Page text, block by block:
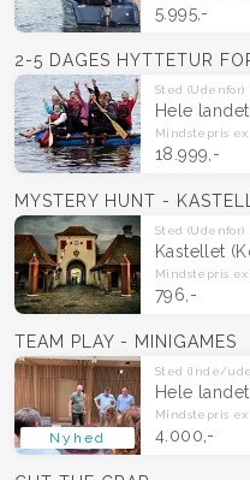
5.995,-
2-5 DAGES HYTTETUR
Sted (Udenfor)
Hele landet
Mindstepris ex
18.999,-
MYSTERY HUNT -
Sted (Udenfor)
Mindstepris ex
796,-
Nyhed
TEAM PLAY - MINIGAMES
Sted (Inde/
Hele landet
Mindstepris ex
4.000,-